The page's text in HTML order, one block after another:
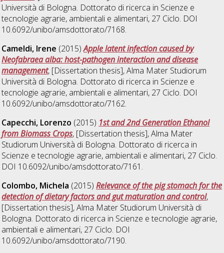
Università di Bologna. Dottorato di ricerca in Scienze e
tecnologie agrarie, ambientali e alimentari, 27 Ciclo. DOI
10.6092/unibo/amsdottorato/7168.
Cameldi, Irene (2015)Apple latent infection caused by
Neofabraea alba: host-pathogen interaction and disease
management, [Dissertation thesis], Alma Mater Studiorum
Università di Bologna. Dottorato di ricerca in Scienze e
tecnologie agrarie, ambientali e alimentari, 27 Ciclo. DOI
10.6092/unibo/amsdottorato/7162.
Capecchi, Lorenzo (2015) 1st and 2nd Generation Ethanol
from Biomass Crops, [Dissertation thesis], Alma Mater
Studiorum Università di Bologna. Dottorato di ricerca in
Scienze e tecnologie agrarie, ambientali e alimentari, 27 Ciclo.
DOI 10.6092/unibo/amsdottorato/7161.
Colombo, Michela (2015)Relevance of the pig stomach for the
detection of dietary factors and gut maturation and control,
[Dissertation thesis], Alma Mater Studiorum Università di
Bologna. Dottorato di ricerca in Scienze e tecnologie agrarie,
ambientali e alimentari, 27 Ciclo. DOI
10.6092/unibo/amsdottorato/7190.